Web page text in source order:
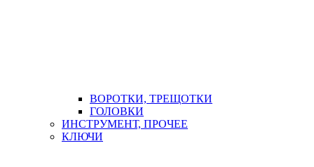
ВОРОТКИ, ТРЕЩОТКИ
ГОЛОВКИ
ИНСТРУМЕНТ, ПРОЧЕЕ
КЛЮЧИ